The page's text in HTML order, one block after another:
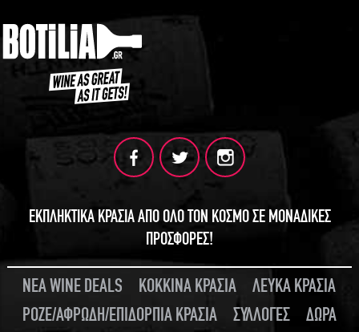
ΕΚΠΛΗΚΤΙΚΑ ΚΡΑΣΙΑ ΑΠΟ ΟΛΟ ΤΟΝ ΚΟΣΜΟ ΣΕ ΜΟΝΑΔΙΚΕΣ
ΠΡΟΣΦΟΡΕΣ!
ΝΕΑ WINE DEALS ΚΟΚΚΙΝΑ ΚΡΑΣΙΑ
ΛΕΥΚΑ ΚΡΑΣΙΑ
ΡΟΖΕ/ΑΦΡΩΔΗ/ΕΠΙΔΟΡΠΙΑ ΚΡΑΣΙΑ
ΣΥΛΛΟΓΕΣ
ΔΩΡΑ